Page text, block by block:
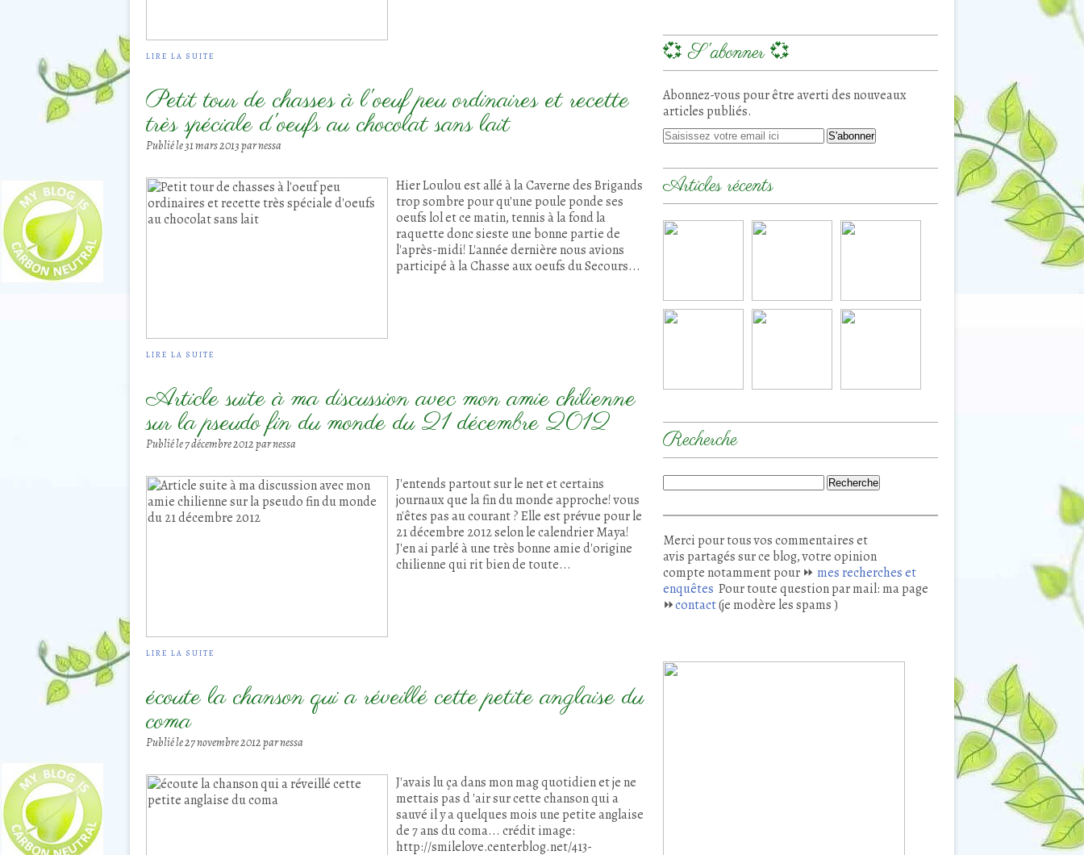
LIRE LA SUITE
Petit tour de chasses à l'oeuf peu ordinaires et recette
très spéciale d'oeufs au chocolat sans lait
Publié le31 mars 2013par nessa
Hier Loulou est allé à la Caverne des Brigands
trop sombre pour qu'une poule ponde ses
oeufs lol et ce matin, tennis à la fond la
raquette donc sieste une bonne partie de
l'après-midi! L'année dernière nous avions
participé à la Chasse aux oeufs du Secours...
LIRE LA SUITE
Article suite à ma discussion avec mon amie chilienne
sur la pseudo fin du monde du 21 décembre 2012
Publié le7 décembre 2012par nessa
J'entends partout sur le net et certains
journaux que la fin du monde approche! vous
n'êtes pas au courant ? Elle est prévue pour le
21 décembre 2012 selon le calendrier Maya!
J'en ai parlé à une très bonne amie d'origine
chilienne qui rit bien de toute...
LIRE LA SUITE
écoute la chanson qui a réveillé cette petite anglaise du
coma
Publié le27 novembre 2012par nessa
J'avais lu ça dans mon mag quotidien et je ne
mettais pas d 'air sur cette chanson qui a
sauvé il y a quelques mois une petite anglaise
de 7 ans du coma... crédit image:
http://smilelove.centerblog.net/413-
💞 S'abonner 💞
Abonnez-vous pour être averti des nouveaux
articles publiés.
Articles récents
Recherche
Merci pour tous vos commentaires et
avis partagés sur ce blog, votre opinion
compte notamment pour ⏩ mes recherches et
enquêtes Pour toute question par mail: ma page
⏩contact(je modère les spams )